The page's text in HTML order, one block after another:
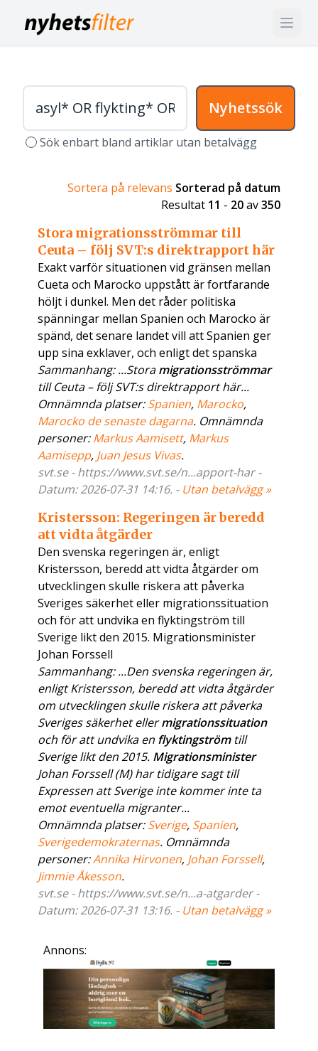
Nyhetssök
Sök enbart bland artiklar utan betalvägg
Sortera på relevans Sorterad på datum
Resultat 11 - 20av350
Stora migrationsströmmar till
Ceuta – följ SVT:s direktrapport här
Exakt varför situationen vid gränsen mellan
Cueta och Marocko uppstått är fortfarande
höljt i dunkel. Men det råder politiska
spänningar mellan Spanien och Marocko är
spänd, det senare landet vill att Spanien ger
upp sina exklaver, och enligt det spanska
Sammanhang: ...Storamigrationsströmmar
till Ceuta – följ SVT:s direktrapport här...
Omnämnda platser:Spanien, Marocko,
Marocko de senaste dagarna. Omnämnda
personer:Markus Aamisett, Markus
Aamisepp, Juan Jesus Vivas.
svt.se - https://www.svt.se/n...apport-har -
Datum: 2026-07-31 14:16. - Utan betalvägg »
Kristersson: Regeringen är beredd
att vidta åtgärder
Den svenska regeringen är, enligt
Kristersson, beredd att vidta åtgärder om
utvecklingen skulle riskera att påverka
Sveriges säkerhet eller migrationssituation
och för att undvika en flyktingström till
Sverige likt den 2015. Migrationsminister
Johan Forssell
Sammanhang: ...Den svenska regeringen är,
enligt Kristersson, beredd att vidta åtgärder
om utvecklingen skulle riskera att påverka
Sveriges säkerhet ellermigrationssituation
och för att undvika en flyktingströmtill
Sverige likt den 2015. Migrationsminister
Johan Forssell (M) har tidigare sagt till
Expressen att Sverige inte kommer inte ta
emot eventuella migranter...
Omnämnda platser:Sverige, Spanien,
Sverigedemokraternas. Omnämnda
personer:Annika Hirvonen, Johan Forssell,
Jimmie Åkesson.
svt.se - https://www.svt.se/n...a-atgarder -
Datum: 2026-07-31 13:16. - Utan betalvägg »
Annons: